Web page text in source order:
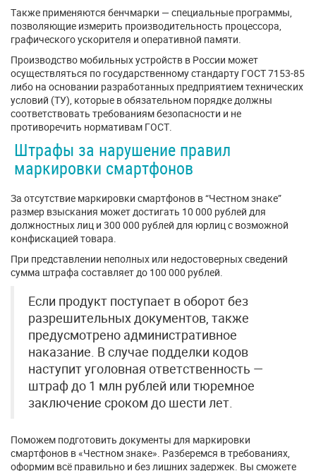
Также применяются бенчмарки — специальные программы,
позволяющие измерить производительность процессора,
графического ускорителя и оперативной памяти.
Производство мобильных устройств в России может
осуществляться по государственному стандарту ГОСТ 7153-85
либо на основании разработанных предприятием технических
условий (ТУ), которые в обязательном порядке должны
соответствовать требованиям безопасности и не
противоречить нормативам ГОСТ.
Штрафы за нарушение правил
маркировки смартфонов
За отсутствие маркировки смартфонов в “Честном знаке”
размер взыскания может достигать 10 000 рублей для
должностных лиц и 300 000 рублей для юрлиц с возможной
конфискацией товара.
При представлении неполных или недостоверных сведений
сумма штрафа составляет до 100 000 рублей.
Если продукт поступает в оборот без
разрешительных документов, также
предусмотрено административное
наказание. В случае подделки кодов
наступит уголовная ответственность —
штраф до 1 млн рублей или тюремное
заключение сроком до шести лет.
Поможем подготовить документы для маркировки
смартфонов в «Честном знаке». Разберемся в требованиях,
оформим всё правильно и без лишних задержек. Вы сможете